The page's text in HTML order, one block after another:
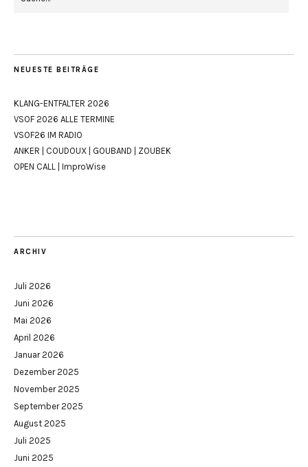
NEUESTE BEITRÄGE
KLANG-ENTFALTER 2026
VSOF 2026 ALLE TERMINE
VSOF26 IM RADIO
ANKER | COUDOUX | GOUBAND | ZOUBEK
OPEN CALL | ImproWise
ARCHIV
Juli 2026
Juni 2026
Mai 2026
April 2026
Januar 2026
Dezember 2025
November 2025
September 2025
August 2025
Juli 2025
Juni 2025